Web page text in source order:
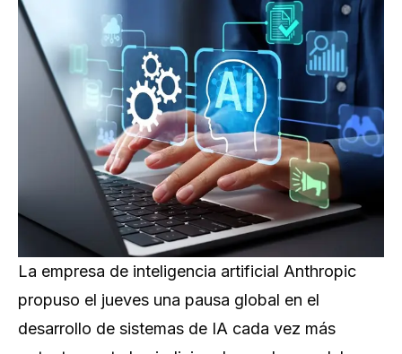
La empresa de inteligencia artificial Anthropic
propuso el jueves una pausa global en el
desarrollo de sistemas de IA cada vez más